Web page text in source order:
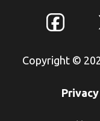
Copyright ©